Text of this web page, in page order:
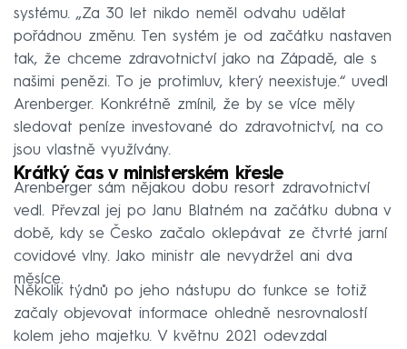
systému. „Za 30 let nikdo neměl odvahu udělat
pořádnou změnu. Ten systém je od začátku nastaven
tak, že chceme zdravotnictví jako na Západě, ale s
našimi penězi. To je protimluv, který neexistuje.“ uvedl
Arenberger. Konkrétně zmínil, že by se více měly
sledovat peníze investované do zdravotnictví, na co
jsou vlastně využívány.
Krátký čas v ministerském křesle
Arenberger sám nějakou dobu resort zdravotnictví
vedl. Převzal jej po Janu Blatném na začátku dubna v
době, kdy se Česko začalo oklepávat ze čtvrté jarní
covidové vlny. Jako ministr ale nevydržel ani dva
měsíce.
Několik týdnů po jeho nástupu do funkce se totiž
začaly objevovat informace ohledně nesrovnalostí
kolem jeho majetku. V květnu 2021 odevzdal